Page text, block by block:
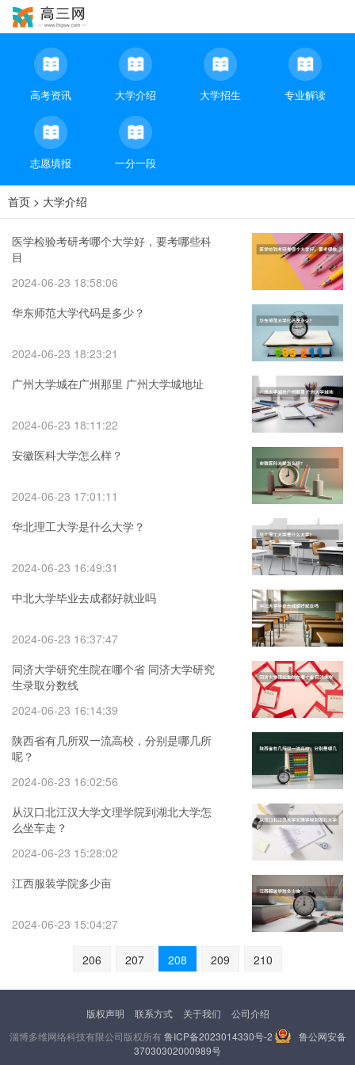
高考资讯 大学介绍 大学招生 专业解读
志愿填报 一分一段
首页 > 大学介绍
医学检验考研考哪个大学好，要考哪些科
目
2024-06-23 18:58:06
华东师范大学代码是多少？
2024-06-23 18:23:21
广州大学城在广州那里 广州大学城地址
2024-06-23 18:11:22
安徽医科大学怎么样？
2024-06-23 17:01:11
华北理工大学是什么大学？
2024-06-23 16:49:31
中北大学毕业去成都好就业吗
2024-06-23 16:37:47
同济大学研究生院在哪个省 同济大学研究
生录取分数线
2024-06-23 16:14:39
陕西省有几所双一流高校，分别是哪几所
呢？
2024-06-23 16:02:56
从汉口北江汉大学文理学院到湖北大学怎
么坐车走？
2024-06-23 15:28:02
江西服装学院多少亩
2024-06-23 15:04:27
206 207 208 209 210
版权声明 联系方式 关于我们
公司介绍
淄博多维网络科技有限公司版权所有鲁ICP备2023014330号-2
鲁公网安备
37030302000989号